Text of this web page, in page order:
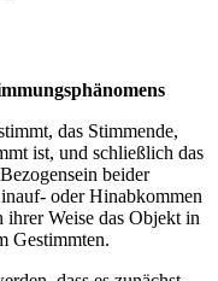
das Stimmende,
ist, und schließlich das
beider
oder Hinabkommen
Weise das Objekt in
Gestimmten.